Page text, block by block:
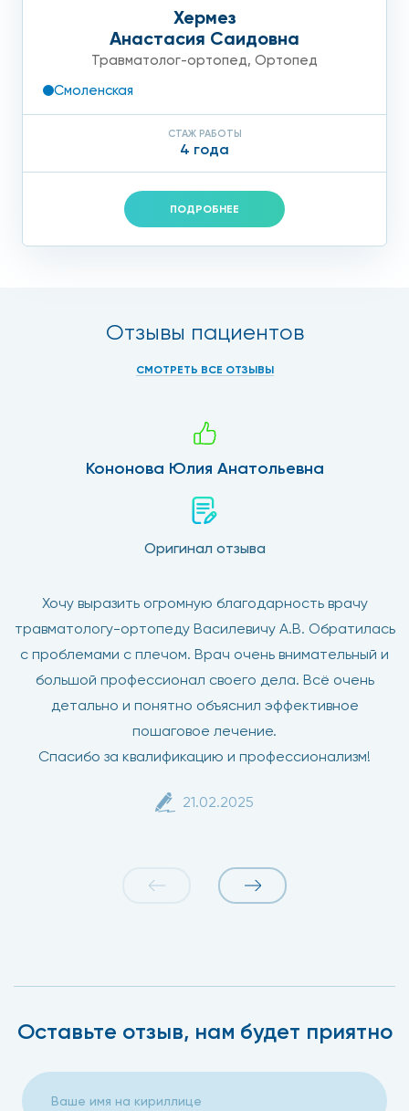
Хермез
Анастасия Саидовна
Травматолог-ортопед, Ортопед
Смоленская
СТАЖ РАБОТЫ
4 года
ПОДРОБНЕЕ
Отзывы пациентов
СМОТРЕТЬ ВСЕ ОТЗЫВЫ
Кононова Юлия Анатольевна
Оригинал отзыва
Хочу выразить огромную благодарность врачу
травматологу-ортопеду Василевичу А.В. Обратилась
с проблемами с плечом. Врач очень внимательный и
большой профессионал своего дела. Всё очень
детально и понятно объяснил эффективное
пошаговое лечение.
Спасибо за квалификацию и профессионализм!
21.02.2025
Оставьте отзыв, нам будет приятно